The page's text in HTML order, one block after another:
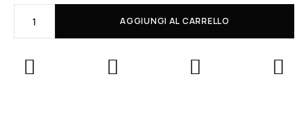
AGGIUNGI AL CARRELLO
01848590038